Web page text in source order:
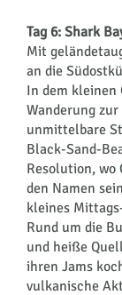
Tag 6: Shark
Mit
an die
In dem kleinen
Wanderung
unmittelbare
Black-Sand-
Resolution, wo
den Namen
kleines
Rund um die
und heiße
ihren Jams
vulkanische